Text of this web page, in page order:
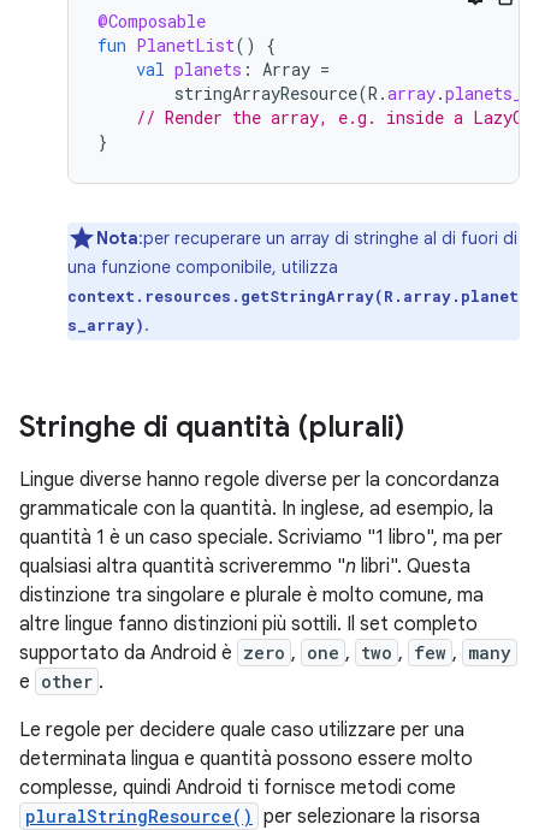
@Composable
fun PlanetList()
{
val planets : Array =
stringArrayResource(R .array.
// Render the array, e.g. inside a
}
Nota:per recuperare un array di stringhe al di fuori di
una funzione componibile, utilizza
context.resources.getStringArray(R.array.planet
s_array).
Stringhe di quantità (plurali)
Lingue diverse hanno regole diverse per la concordanza
grammaticale con la quantità. In inglese, ad esempio, la
quantità 1 è un caso speciale. Scriviamo "1 libro", ma per
qualsiasi altra quantità scriveremmo "n libri". Questa
distinzione tra singolare e plurale è molto comune, ma
altre lingue fanno distinzioni più sottili. Il set completo
supportato da Android è zero , one , two , few , many
e other .
Le regole per decidere quale caso utilizzare per una
determinata lingua e quantità possono essere molto
complesse, quindi Android ti fornisce metodi come
pluralStringResource() per selezionare la risorsa